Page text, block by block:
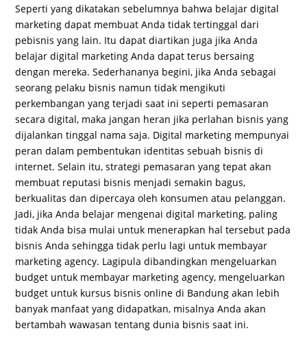
Seperti yang dikatakan sebelumnya bahwa belajar digital
marketing dapat membuat Anda tidak tertinggal dari
pebisnis yang lain. Itu dapat diartikan juga jika Anda
belajar digital marketing Anda dapat terus bersaing
dengan mereka. Sederhananya begini, jika Anda sebagai
seorang pelaku bisnis namun tidak mengikuti
perkembangan yang terjadi saat ini seperti pemasaran
secara digital, maka jangan heran jika perlahan bisnis yang
dijalankan tinggal nama saja. Digital marketing mempunyai
peran dalam pembentukan identitas sebuah bisnis di
internet. Selain itu, strategi pemasaran yang tepat akan
membuat reputasi bisnis menjadi semakin bagus,
berkualitas dan dipercaya oleh konsumen atau pelanggan.
Jadi, jika Anda belajar mengenai digital marketing, paling
tidak Anda bisa mulai untuk menerapkan hal tersebut pada
bisnis Anda sehingga tidak perlu lagi untuk membayar
marketing agency. Lagipula dibandingkan mengeluarkan
budget untuk membayar marketing agency, mengeluarkan
budget untuk kursus bisnis online di Bandung akan lebih
banyak manfaat yang didapatkan, misalnya Anda akan
bertambah wawasan tentang dunia bisnis saat ini.